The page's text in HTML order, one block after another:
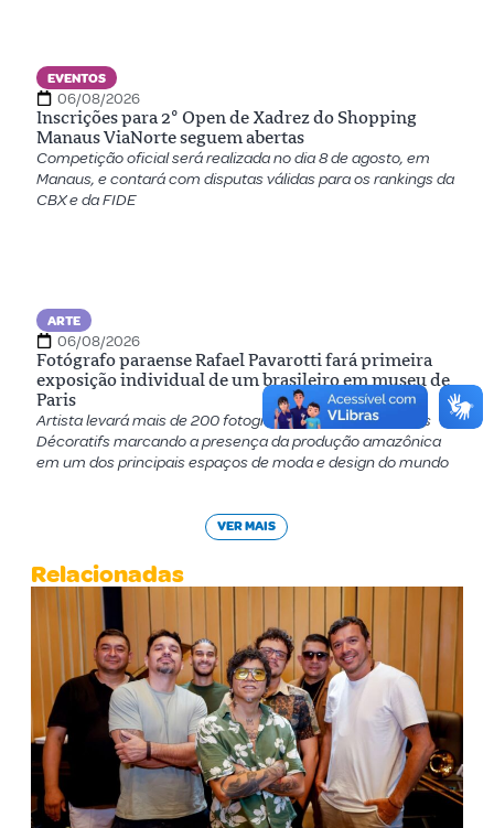
EVENTOS
06/08/2026
Inscrições para 2º Open de Xadrez do Shopping
Manaus ViaNorte seguem abertas
Competição oficial será realizada no dia 8 de agosto, em
Manaus, e contará com disputas válidas para os rankings da
CBX e da FIDE
ARTE
06/08/2026
Fotógrafo paraense Rafael Pavarotti fará primeira
exposição individual de um brasileiro em museu de
Paris
Artista levará mais de 200 fotografias ao Musée des Arts
Décoratifs marcando a presença da produção amazônica
em um dos principais espaços de moda e design do mundo
VER MAIS
Relacionadas